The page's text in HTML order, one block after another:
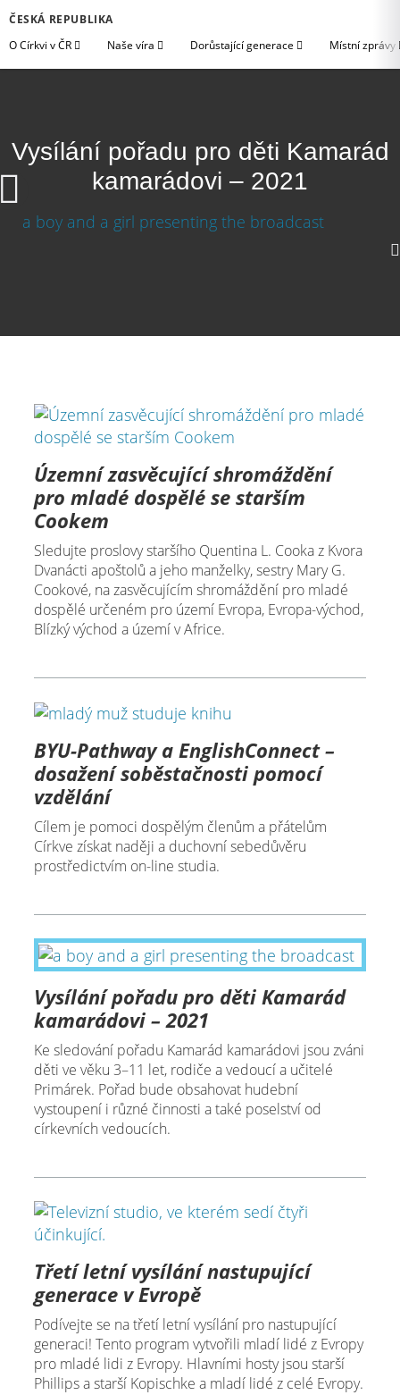
ČESKÁ REPUBLIKA
O Církvi v ČR
Naše víra Dorůstající generace Místní zprávy
Vysílání pořadu pro děti Kamarád
kamarádovi – 2021
Územní zasvěcující shromáždění
pro mladé dospělé se starším
Cookem
Sledujte proslovy staršího Quentina L. Cooka z Kvora
Dvanácti apoštolů a jeho manželky, sestry Mary G.
Cookové, na zasvěcujícím shromáždění pro mladé
dospělé určeném pro území Evropa, Evropa-východ,
Blízký východ a území v Africe.
BYU-Pathway a EnglishConnect –
dosažení soběstačnosti pomocí
vzdělání
Cílem je pomoci dospělým členům a přátelům
Církve získat naději a duchovní sebedůvěru
prostředictvím on-line studia.
Vysílání pořadu pro děti Kamarád
kamarádovi – 2021
Ke sledování pořadu Kamarád kamarádovi jsou zváni
děti ve věku 3–11 let, rodiče a vedoucí a učitelé
Primárek. Pořad bude obsahovat hudební
vystoupení i různé činnosti a také poselství od
církevních vedoucích.
Třetí letní vysílání nastupující
generace v Evropě
Podívejte se na třetí letní vysílání pro nastupující
generaci! Tento program vytvořili mladí lidé z Evropy
pro mladé lidi z Evropy. Hlavními hosty jsou starší
Phillips a starší Kopischke a mladí lidé z celé Evropy.